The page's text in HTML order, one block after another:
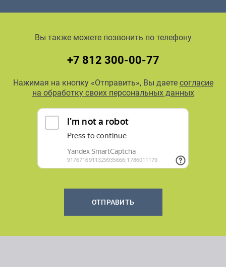
Вы также можете позвонить по телефону
+7 812 300-00-77
Нажимая на кнопку «Отправить», Вы даете согласие
на обработку своих персональных данных
ОТПРАВИТЬ